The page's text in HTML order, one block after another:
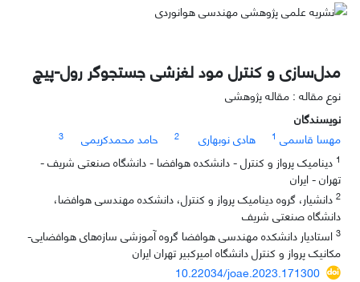
مدل‌سازی و کنترل مود لغزشی جستجوگر رول-پیچ
نوع مقاله : مقاله پژوهشی
نویسندگان
مهسا قاسمی 1 هادی نوبهاری 2 حامد محمدکریمی
3
1 دینامیک پرواز و کنترل - دانشکده هوافضا - دانشگاه صنعتی شریف -
تهران - ایران
2 دانشیار، گروه دینامیک پرواز و کنترل، دانشکده مهندسی هوافضا،
دانشگاه صنعتی شریف
3 استادیار دانشکده مهندسی هوافضا گروه آموزشی سازه‌های هوافضایی-
مکانیک پرواز و کنترل دانشگاه امیرکبیر تهران ایران
10.22034/joae.2023.171300